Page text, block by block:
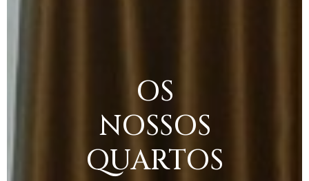
OS
NOSSOS
QUARTOS